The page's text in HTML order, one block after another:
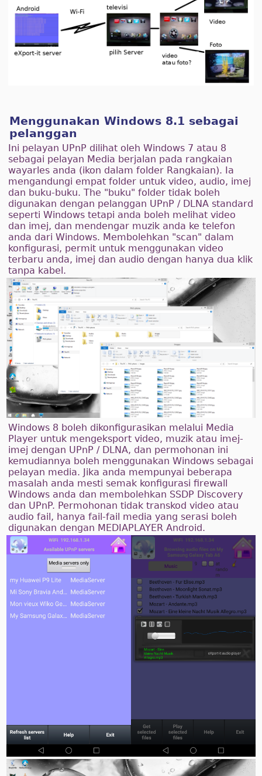
Menggunakan Windows 8.1 sebagai
pelanggan
Ini pelayan UPnP dilihat oleh Windows 7 atau 8
sebagai pelayan Media berjalan pada rangkaian
wayarles anda (ikon dalam folder Rangkaian). Ia
mengandungi empat folder untuk video, audio, imej
dan buku-buku. The "buku" folder tidak boleh
digunakan dengan pelanggan UPnP / DLNA standard
seperti Windows tetapi anda boleh melihat video
dan imej, dan mendengar muzik anda ke telefon
anda dari Windows. Membolehkan "scan" dalam
konfigurasi, permit untuk menggunakan video
terbaru anda, imej dan audio dengan hanya dua klik
tanpa kabel.
Windows 8 boleh dikonfigurasikan melalui Media
Player untuk mengeksport video, muzik atau imej-
imej dengan UPnP / DLNA, dan permohonan ini
kemudiannya boleh menggunakan Windows sebagai
pelayan media. Jika anda mempunyai beberapa
masalah anda mesti semak konfigurasi firewall
Windows anda dan membolehkan SSDP Discovery
dan UPnP. Permohonan tidak transkod video atau
audio fail, hanya fail-fail media yang serasi boleh
digunakan dengan MEDIAPLAYER Android.